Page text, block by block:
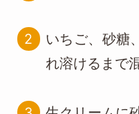
いちご、砂糖
れ溶けるまで